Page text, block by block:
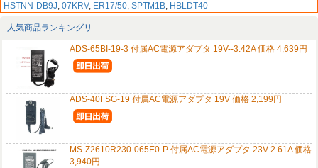
HSTNN-DB9J, 07KRV, ER17/50, SPTM1B, HBLDT40
人気商品ランキングリ
ADS-65BI-19-3 付属AC電源アダプタ 19V--3.42A 価格 4,639円
ADS-40FSG-19 付属AC電源アダプタ 19V 価格 2,199円
MS-Z2610R230-065E0-P 付属AC電源アダプタ 23V 2.61A 価格
3,940円